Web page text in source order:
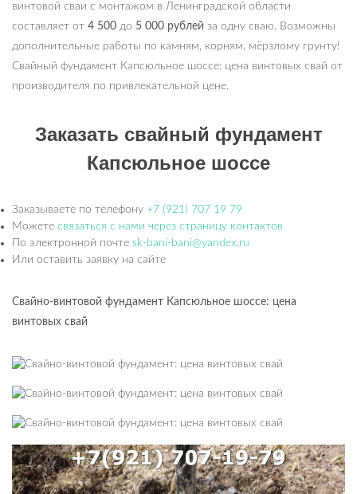
винтовой сваи с монтажом в Ленинградской области
составляет от 4 500 до 5 000 рублей за одну сваю. Возможны
дополнительные работы по камням, корням, мёрзлому грунту!
Свайный фундамент Капсюльное шоссе: цена винтовых свай от
производителя по привлекательной цене.
Заказать свайный фундамент
Капсюльное шоссе
Заказываете по телефону +7 (921) 707 19 79
Можете связаться с нами через страницу контактов
По электронной почте sk-bani-bani@yandex.ru
Или оставить заявку на сайте
Свайно-винтовой фундамент Капсюльное шоссе: цена
винтовых свай